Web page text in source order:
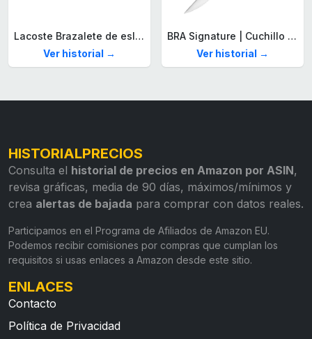
Lacoste Brazalete de eslabón para Hombre Colección STENCIL de Acero inoxidable
Ver historial →
BRA Signature | Cuchillo tomatero 120 mm, Acero Inoxidable alemán forjado con Molibdeno Vanadio, Mango Remachado ABS, Diseño Ergonómico, Hoja 1,6 mm espesor
Ver historial →
HISTORIALPRECIOS
Consulta el historial de precios en Amazon por ASIN,
revisa gráficas, media de 90 días, máximos/mínimos y
crea alertas de bajada para comprar con datos reales.
Participamos en el Programa de Afiliados de Amazon EU.
Podemos recibir comisiones por compras que cumplan los
requisitos si usas enlaces a Amazon desde este sitio.
ENLACES
Contacto
Política de Privacidad